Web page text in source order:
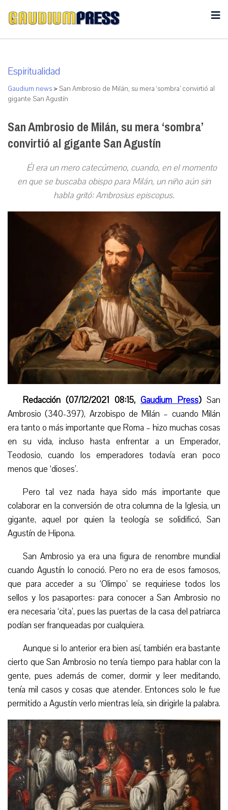
Espiritualidad
Gaudium news >San Ambrosio de Milán, su mera ‘sombra’ convirtió al
gigante San Agustín
San Ambrosio de Milán, su mera ‘sombra’
convirtió al gigante San Agustín
Él era un mero catecúmeno, cuando, en el momento
en que se buscaba obispo para Milán, un niño aún sin
habla gritó: Ambrosius episcopus.
Redacción (07/12/2021 08:15,Gaudium Press)San
Ambrosio (340-397), Arzobispo de Milán – cuando Milán
era tanto o más importante que Roma – hizo muchas cosas
en su vida, incluso hasta enfrentar a un Emperador,
Teodosio, cuando los emperadores todavía eran poco
menos que ‘dioses’.
Pero tal vez nada haya sido más importante que
colaborar en la conversión de otra columna de la Iglesia, un
gigante, aquel por quien la teología se solidificó, San
Agustín de Hipona.
San Ambrosio ya era una figura de renombre mundial
cuando Agustín lo conoció. Pero no era de esos famosos,
que para acceder a su ‘Olimpo’ se requiriese todos los
sellos y los pasaportes: para conocer a San Ambrosio no
era necesaria ‘cita’, pues las puertas de la casa del patriarca
podían ser franqueadas por cualquiera.
Aunque si lo anterior erabien así, también erabastante
cierto que San Ambrosio no tenía tiempo para hablar con la
gente, pues además de comer, dormir y leer meditando,
tenía mil casosy cosas que atender. Entoncessolole fue
permitido a Agustín verlo mientras leía, sin dirigirle la palabra.